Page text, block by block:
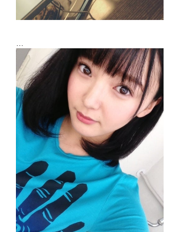
いやー！機械の調子が悪かったってのもあ
るけど
昨日はトーク駄目駄目でした(>_<)
意外と落ち込んだんです、わたし(笑)
来週はもっと話せるように頑張ります！
なので飽きないで観て下さいね(´;ω;`)♡
『西永彩奈の生主☆生米☆生卵』
毎週木曜日夜8時ぐらい！からです。
☆リンクはこちら☆
よろしくお願いします！